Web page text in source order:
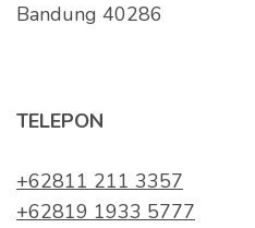
Bandung 40286
TELEPON
+62811 211 3357
+62819 1933 5777